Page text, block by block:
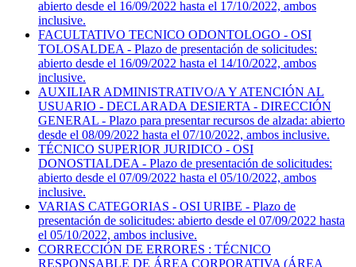
abierto desde el 16/09/2022 hasta el 17/10/2022, ambos
inclusive.
FACULTATIVO TECNICO ODONTOLOGO - OSI
TOLOSALDEA - Plazo de presentación de solicitudes:
abierto desde el 16/09/2022 hasta el 14/10/2022, ambos
inclusive.
AUXILIAR ADMINISTRATIVO/A Y ATENCIÓN AL
USUARIO - DECLARADA DESIERTA - DIRECCIÓN
GENERAL - Plazo para presentar recursos de alzada: abierto
desde el 08/09/2022 hasta el 07/10/2022, ambos inclusive.
TÉCNICO SUPERIOR JURIDICO - OSI
DONOSTIALDEA - Plazo de presentación de solicitudes:
abierto desde el 07/09/2022 hasta el 05/10/2022, ambos
inclusive.
VARIAS CATEGORIAS - OSI URIBE - Plazo de
presentación de solicitudes: abierto desde el 07/09/2022 hasta
el 05/10/2022, ambos inclusive.
CORRECCIÓN DE ERRORES : TÉCNICO
RESPONSABLE DE ÁREA CORPORATIVA (ÁREA